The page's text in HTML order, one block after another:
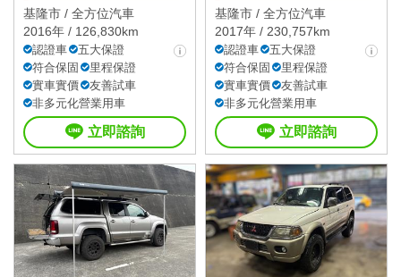
基隆市 / 全方位汽車
2016年 / 126,830km
認證車
五大保證
符合保固
里程保證
實車實價
友善試車
非多元化營業用車
立即諮詢
基隆市 / 全方位汽車
2017年 / 230,757km
認證車
五大保證
符合保固
里程保證
實車實價
友善試車
非多元化營業用車
立即諮詢